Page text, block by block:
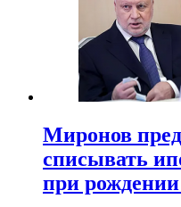
Миронов
списывать
при рождении